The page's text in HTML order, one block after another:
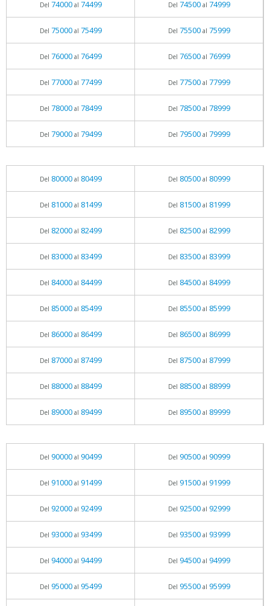
Del 74000al 74499 Del 74500al 74999
Del 75000al 75499 Del 75500al 75999
Del 76000al 76499 Del 76500al 76999
Del 77000al 77499 Del 77500al 77999
Del 78000al 78499 Del 78500al 78999
Del 79000al 79499 Del 79500al 79999
Del 80000al 80499 Del 80500al 80999
Del 81000al 81499 Del 81500al 81999
Del 82000al 82499 Del 82500al 82999
Del 83000al 83499 Del 83500al 83999
Del 84000al 84499 Del 84500al 84999
Del 85000al 85499 Del 85500al 85999
Del 86000al 86499 Del 86500al 86999
Del 87000al 87499 Del 87500al 87999
Del 88000al 88499 Del 88500al 88999
Del 89000al 89499 Del 89500al 89999
Del 90000al 90499 Del 90500al 90999
Del 91000al 91499 Del 91500al 91999
Del 92000al 92499 Del 92500al 92999
Del 93000al 93499 Del 93500al 93999
Del 94000al 94499 Del 94500al 94999
Del 95000al 95499 Del 95500al 95999